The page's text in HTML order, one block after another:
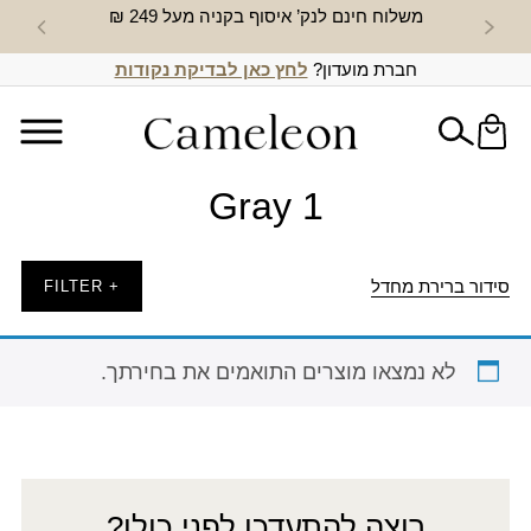
משלוח חינם לנק’ איסוף בקניה מעל 249 ₪ חדש
חברת מועדון? לחץ כאן לבדיקת נקודות
Gray 1
סידור ברירת מחדל + FILTER
לא נמצאו מוצרים התואמים את בחירתך.